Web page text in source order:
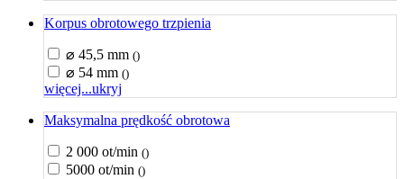
Korpus obrotowego trzpienia
⌀ 45,5 mm ()
⌀ 54 mm ()
więcej...ukryj
Maksymalna prędkość obrotowa
2 000 ot/min ()
5000 ot/min ()